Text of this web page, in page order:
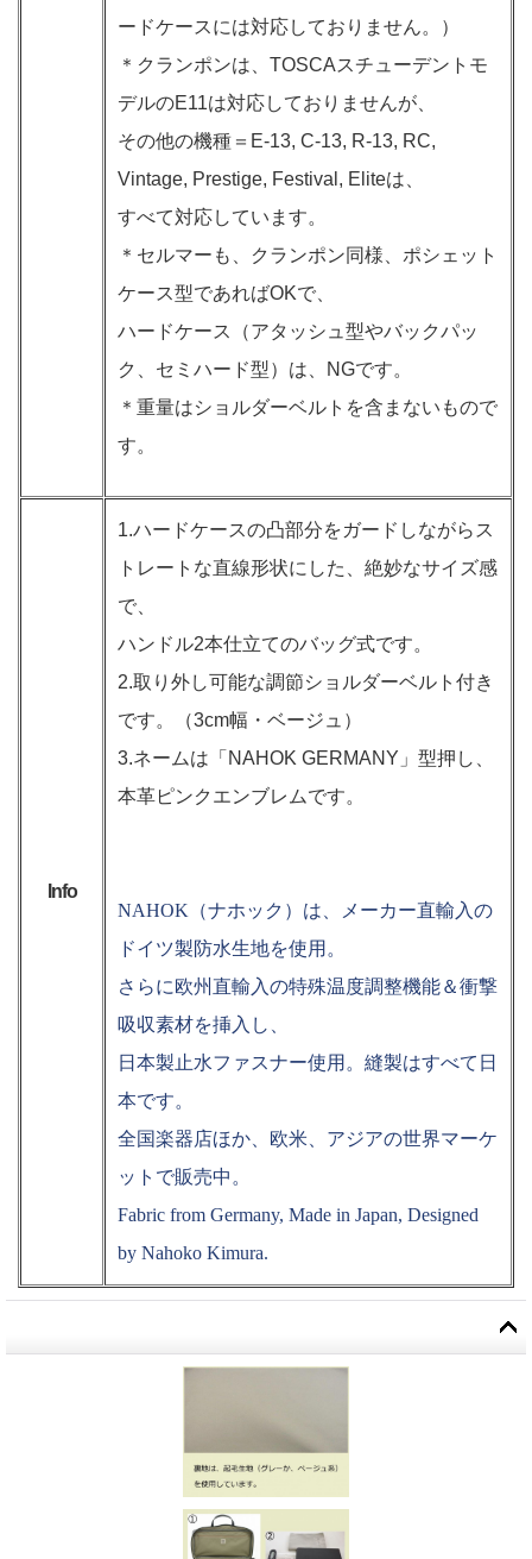
ードケースには対応しておりません。）
＊クランポンは、TOSCAスチューデントモ
デルのE11は対応しておりませんが、
その他の機種＝E-13, C-13, R-13, RC,
Vintage, Prestige, Festival, Eliteは、
すべて対応しています。
＊セルマーも、クランポン同様、ポシェット
ケース型であればOKで、
ハードケース（アタッシュ型やバックパッ
ク、セミハード型）は、NGです。
＊重量はショルダーベルトを含まないもので
す。
Info
1.ハードケースの凸部分をガードしながらス
トレートな直線形状にした、絶妙なサイズ感
で、
ハンドル2本仕立てのバッグ式です。
2.取り外し可能な調節ショルダーベルト付き
です。（3cm幅・ベージュ）
3.ネームは「NAHOK GERMANY」型押し、
本革ピンクエンブレムです。
NAHOK（ナホック）は、メーカー直輸入の
ドイツ製防水生地を使用。
さらに欧州直輸入の特殊温度調整機能＆衝撃
吸収素材を挿入し、
日本製止水ファスナー使用。縫製はすべて日
本です。
全国楽器店ほか、欧米、アジアの世界マーケ
ットで販売中。
Fabric from Germany, Made in Japan, Designed
by Nahoko Kimura.